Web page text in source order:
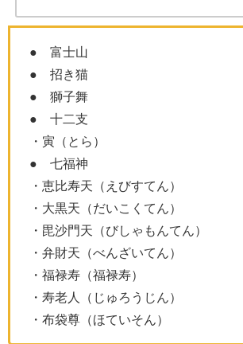
● 富士山
● 招き猫
● 獅子舞
● 十二支
・寅（とら）
● 七福神
・恵比寿天（えびすてん）
・大黒天（だいこくてん）
・毘沙門天（びしゃもんてん）
・弁財天（べんざいてん）
・福禄寿（福禄寿）
・寿老人（じゅろうじん）
・布袋尊（ほていそん）